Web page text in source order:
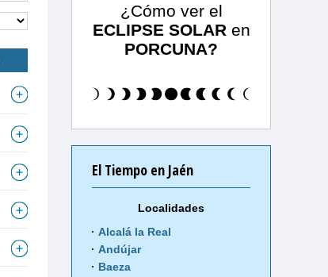
¿Cómo ver el
ECLIPSE SOLAR en
PORCUNA?
El Tiempo en Jaén
Localidades
Alcalá la Real
Andújar
Baeza